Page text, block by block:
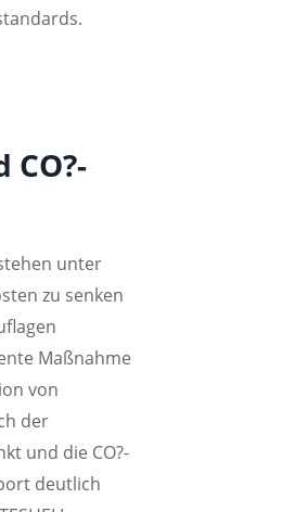
unter
zu senken
Maßnahme
von
der
und die CO?-
deutlich